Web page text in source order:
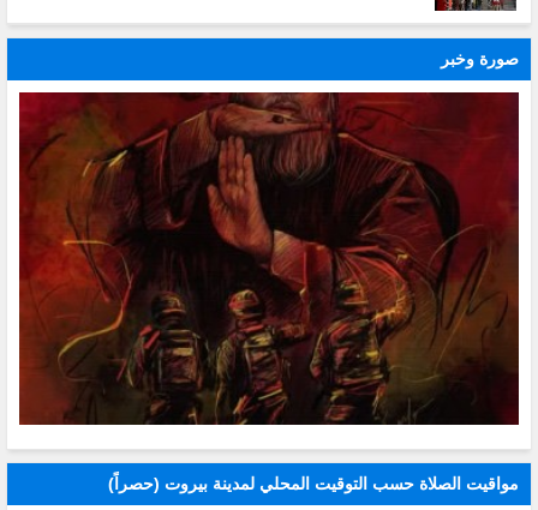
صورة وخبر
مواقيت الصلاة حسب التوقيت المحلي لمدينة بيروت (حصراً)